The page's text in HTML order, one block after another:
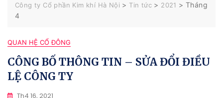
Công ty Cổ phần Kim khí Hà Nội > Tin tức > 2021 >Tháng
4
QUAN HỆ CỔ ĐÔNG
CÔNG BỐ THÔNG TIN – SỬA ĐỔI ĐIỀU
LỆ CÔNG TY
Th4 16, 2021